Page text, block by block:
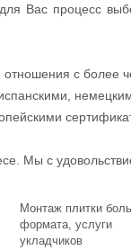
Вас процесс
с более
Мы с
Монтаж плитки
формата, услуги
укладчиков